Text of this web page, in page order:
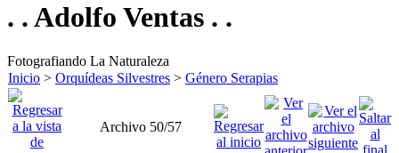
. . Adolfo Ventas . .
Fotografiando La Naturaleza
Inicio > Orquídeas Silvestres > Género Serapias
Archivo 50/57